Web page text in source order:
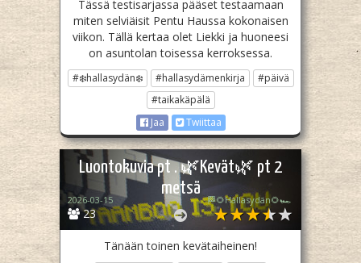
Tässä testisarjassa pääset testaamaan
miten selviäisit Pentu Haussa kokonaisen
viikon. Tällä kertaa olet Liekki ja huoneesi
on asuntolan toisessa kerroksessa.
#❄️hallasydän❄️ #hallasydämenkirja
#päivä
#taikakäpälä
Jaa
Twiittaa
Luontokuvia pt . 🌿Kevät🌿 pt 2
metsä
23
2026-03-15 🏁🌻Hallasydän🌻🏎️
Tänään toinen kevätaiheinen!